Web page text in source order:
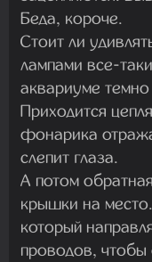
Беда, короче.
Стоит ли
лампами все-
аквариуме
Приходится
фонарика
слепит глаза.
А потом
крышки на
который
проводов, чтобы